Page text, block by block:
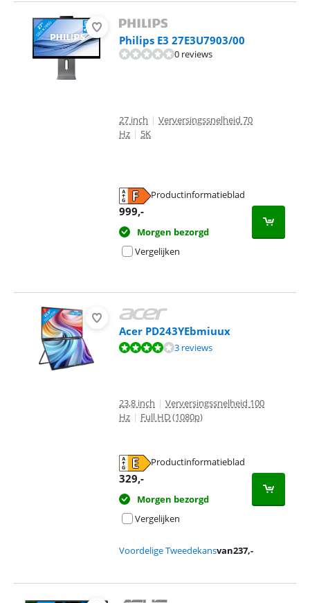
Philips E3 27E3U7903/00
0 reviews
27 inch | Verversingssnelheid 70
Hz | 5K
Productinformatieblad
999,-
Morgen bezorgd
Vergelijken
Acer PD243YEbmiuux
Beoordeling is 8,4 van de 10, gebaseerd op 3 reviews.
3 reviews
23,8 inch | Verversingssnelheid 100
Hz | Full HD (1080p)
Productinformatieblad
329,-
Morgen bezorgd
Vergelijken
Voordelige Tweedekansvan237,-